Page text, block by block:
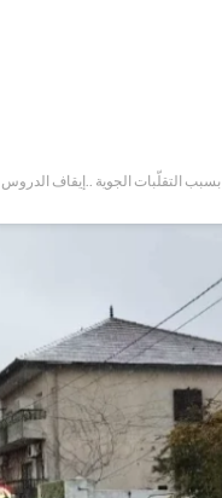
بسبب التقلّبات الجوية ..إيقاف